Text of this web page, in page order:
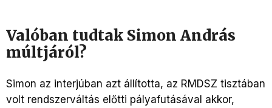
Valóban tudtak Simon András
múltjáról?
Simon az interjúban azt állította, az RMDSZ tisztában
volt rendszerváltás előtti pályafutásával akkor,